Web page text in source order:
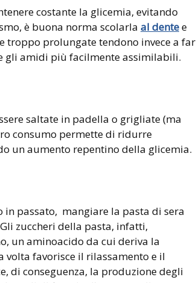
costante la glicemia, evitando
è buona norma scolarla al dentee
troppo prolungate tendono invece a far
gli amidi più facilmente assimilabili.
saltate in padella o grigliate (ma
consumo permette di ridurre
un aumento repentino della glicemia.
passato, mangiare la pasta di sera
zuccheri della pasta, infatti,
un aminoacido da cui deriva la
volta favorisce il rilassamento e il
di conseguenza, la produzione degli